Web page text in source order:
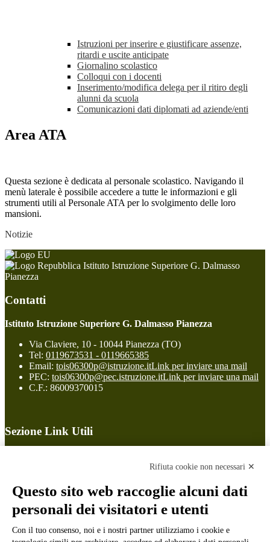
Istruzioni per inserire e giustificare assenze,
ritardi e uscite anticipate
Giornalino scolastico
Colloqui con i docenti
Inserimento/modifica delega per il ritiro degli
alunni da scuola
Comunicazioni dati diplomati ad aziende/enti
Area ATA
Questa sezione è dedicata al personale scolastico. Navigando il
menù laterale è possibile accedere a tutte le informazioni e gli
strumenti utili al Personale ATA per lo svolgimento delle loro
mansioni.
Notizie
Istituto Istruzione Superiore G. Dalmasso
Pianezza
Contatti
Istituto Istruzione Superiore G. Dalmasso Pianezza
Via Claviere, 10 - 10044 Pianezza (TO)
Tel: 0119673531 - 0119665385
Email: tois06300p@istruzione.itLink per inviare una mail
PEC: tois06300p@pec.istruzione.itLink per inviare una mail
C.F.: 86009370015
Sezione Link Utili
Ufficio Relazioni con il Pubblico
Dichiarazione di accessibilità
Obiettivi di accessibilità
Gestione consensi cookie
Rifiuta cookie non necessari ✕
Questo sito web raccoglie alcuni dati
personali dei visitatori e utenti
Con il tuo consenso, noi e i nostri partner utilizziamo i cookie e